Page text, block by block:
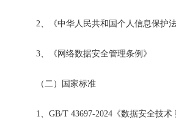
2、《中华人民共和国个人信息保护法
3、《网络数据安全管理条例》
（二）国家标准
1、GB/T 43697-2024《数据安全技术